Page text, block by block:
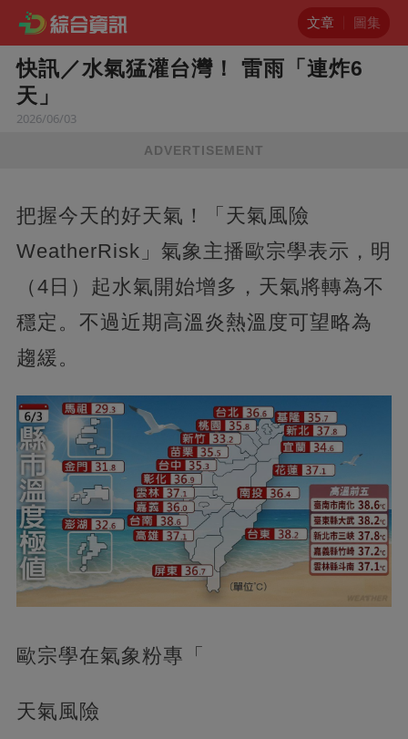
文章 圖集
快訊／水氣猛灌台灣！ 雷雨「連炸6
天」
2026/06/03
ADVERTISEMENT
把握今天的好天氣！「天氣風險
WeatherRisk」氣象主播歐宗學表示，明
（4日）起水氣開始增多，天氣將轉為不
穩定。不過近期高溫炎熱溫度可望略為
趨緩。
歐宗學在氣象粉專「
天氣風險